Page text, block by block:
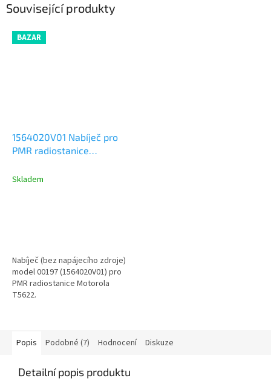
Související produkty
BAZAR
1564020V01 Nabíječ pro
PMR radiostanice
Skladem
Nabíječ (bez napájecího zdroje)
model 00197 (1564020V01) pro
PMR radiostanice Motorola
T5622.
Popis Podobné (7) Hodnocení Diskuze
Detailní popis produktu